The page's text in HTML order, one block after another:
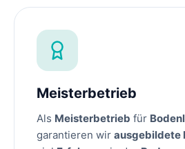
Meisterbetrieb
Als Meisterbetrieb für
garantieren wir ausgebildete